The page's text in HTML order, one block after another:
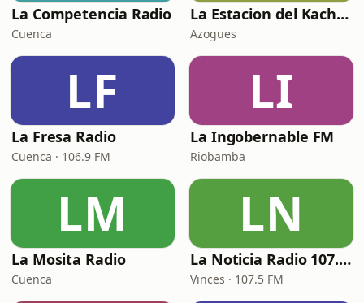
La Competencia Radio
Cuenca
La Estacion del Kachoro
Azogues
LF
La Fresa Radio
Cuenca · 106.9 FM
LI
La Ingobernable FM
Riobamba
LM
La Mosita Radio
Cuenca
LN
La Noticia Radio 107.5 Fm
Vinces · 107.5 FM